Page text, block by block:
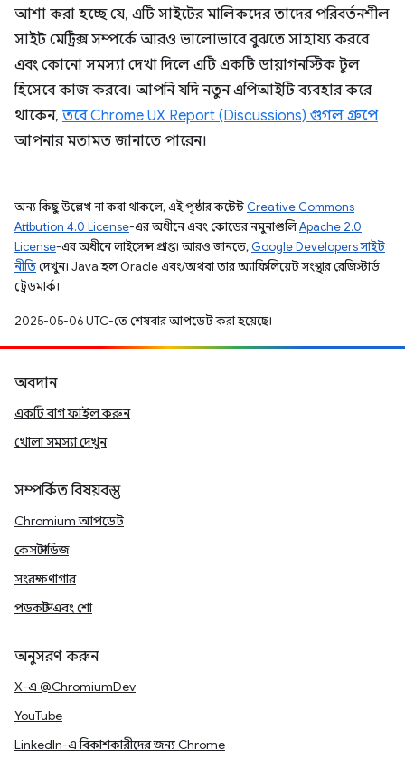
আশা করা হচ্ছে যে, এটি সাইটের মালিকদের তাদের পরিবর্তনশীল
সাইট মেট্রিক্স সম্পর্কে আরও ভালোভাবে বুঝতে সাহায্য করবে
এবং কোনো সমস্যা দেখা দিলে এটি একটি ডায়াগনস্টিক টুল
হিসেবে কাজ করবে। আপনি যদি নতুন এপিআইটি ব্যবহার করে
থাকেন, তবে Chrome UX Report (Discussions) গুগল গ্রুপে
আপনার মতামত জানাতে পারেন।
অন্য কিছু উল্লেখ না করা থাকলে, এই পৃষ্ঠার কন্টেন্ট Creative Commons
Attribution 4.0 License-এর অধীনে এবং কোডের নমুনাগুলিApache 2.0
License-এর অধীনে লাইসেন্স প্রাপ্ত। আরও জানতে, Google Developers সাইট
নীতিদেখুন। Java হল Oracle এবং/অথবা তার অ্যাফিলিয়েট সংস্থার রেজিস্টার্ড
ট্রেডমার্ক।
2025-05-06 UTC-তে শেষবার আপডেট করা হয়েছে।
অবদান
একটি বাগ ফাইল করুন
খোলা সমস্যা দেখুন
সম্পর্কিত বিষয়বস্তু
Chromium আপডেট
কেস স্টাডিজ
সংরক্ষণাগার
পডকাস্ট এবং শো
অনুসরণ করুন
X-এ @ChromiumDev
YouTube
LinkedIn-এ বিকাশকারীদের জন্য Chrome